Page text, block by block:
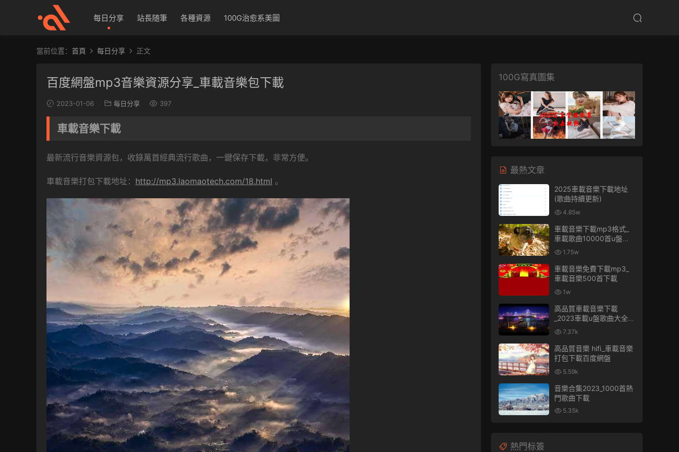
每日分享 站長随筆 各種資源 100G治愈系美圖
當前位置： 首頁 每日分享 正文
百度網盤mp3音樂資源分享_車載音樂包下載
2023-01-06 每日分享 397
車載音樂下載
最新流行音樂資源包，收錄萬首經典流行歌曲，一鍵保存下載，非常方便。
車載音樂打包下載地址： http://mp3.laomaotech.com/18.html 。
100G寫真圖集
最熱文章
2025車載音樂下載地址
(歌曲持續更新)
4.85w
車載音樂下載mp3格式_
車載歌曲10000首u盤免
費 1.75w
車載音樂免費下載mp3_
車載音樂500首下載
1w
高品質車載音樂下載
_2023車載u盤歌曲大全下
載 7.37k
高品質音樂 hifi_車載音樂
打包下載百度網盤
5.59k
音樂合集2023_1000首熱
門歌曲下載
5.35k
熱門标簽